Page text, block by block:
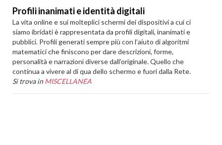
Profili inanimati e identità digitali
La vita online e sui molteplici schermi dei dispositivi a cui ci
siamo ibridati è rappresentata da profili digitali, inanimati e
pubblici. Profili generati sempre più con l’aiuto di algoritmi
matematici che finiscono per dare descrizioni, forme,
personalità e narrazioni diverse dall’originale. Quello che
continua a vivere al di qua dello schermo e fuori dalla Rete.
Si trova in MISCELLANEA